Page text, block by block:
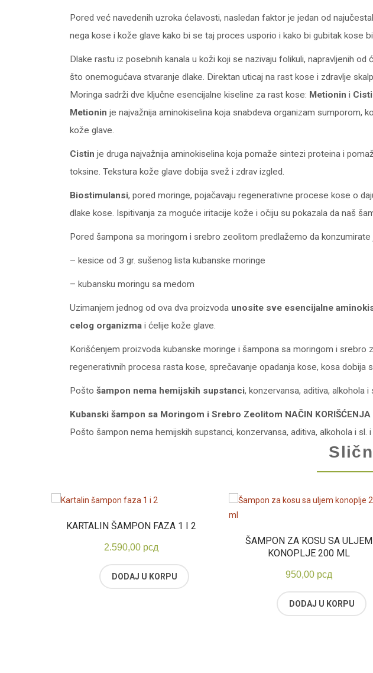
Pored već navedenih uzroka ćelavosti, nasledan faktor je jedan od
nega kose i kože glave kako bi se taj proces usporio i kako bi gubitak kose
Dlake rastu iz posebnih kanala u koži koji se nazivaju folikuli, napravljenih
što onemogućava stvaranje dlake. Direktan uticaj na rast kose i zdravlje
Moringa sadrži dve ključne esencijalne kiseline za rast kose: Metionin i
Metionin je najvažnija aminokiselina koja snabdeva organizam sumporom,
kože glave.
Cistin je druga najvažnija aminokiselina koja pomaže sintezi proteina i
toksine. Tekstura kože glave dobija svež i zdrav izgled.
Biostimulansi, pored moringe, pojačavaju regenerativne procese kose o
dlake kose. Ispitivanja za moguće iritacije kože i očiju su pokazala da naš
Pored šampona sa moringom i srebro zeolitom predlažemo da
– kesice od 3 gr. sušenog lista kubanske moringe
– kubansku moringu sa medom
Uzimanjem jednog od ova dva proizvoda unosite sve esencijalne
celog organizma i ćelije kože glave.
Korišćenjem proizvoda kubanske moringe i šampona sa moringom i srebro
regenerativnih procesa rasta kose, sprečavanje opadanja kose, kosa dobija
Pošto šampon nema hemijskih supstanci, konzervansa, aditiva, alkohola
Kubanski šampon sa Moringom i Srebro Zeolitom NAČIN KORIŠĆENJA
Pošto šampon nema hemijskih supstanci, konzervansa, aditiva, alkohola i
KARTALIN ŠAMPON FAZA 1 I 2
2.590,00 рсд
DODAJ U KORPU
ŠAMPON ZA KOSU SA ULJEM
KONOPLJE 200 ML
950,00 рсд
DODAJ U KORPU